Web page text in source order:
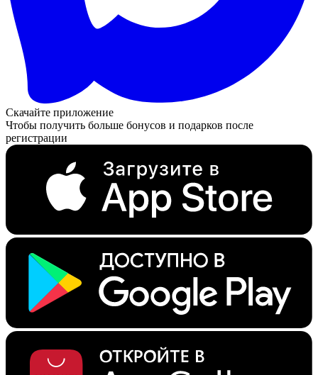
Скачайте приложение
Чтобы получить больше бонусов и подарков после
регистрации